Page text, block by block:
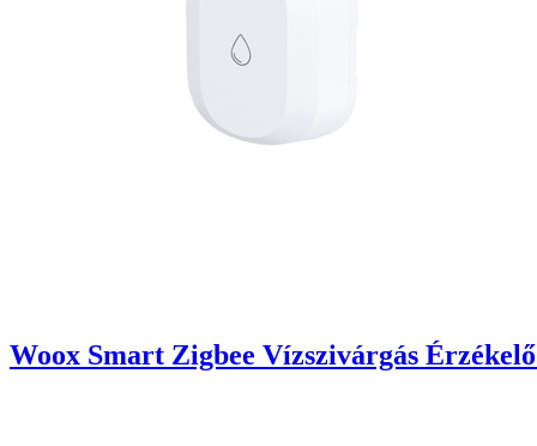
Woox Smart Zigbee Vízszivárgás